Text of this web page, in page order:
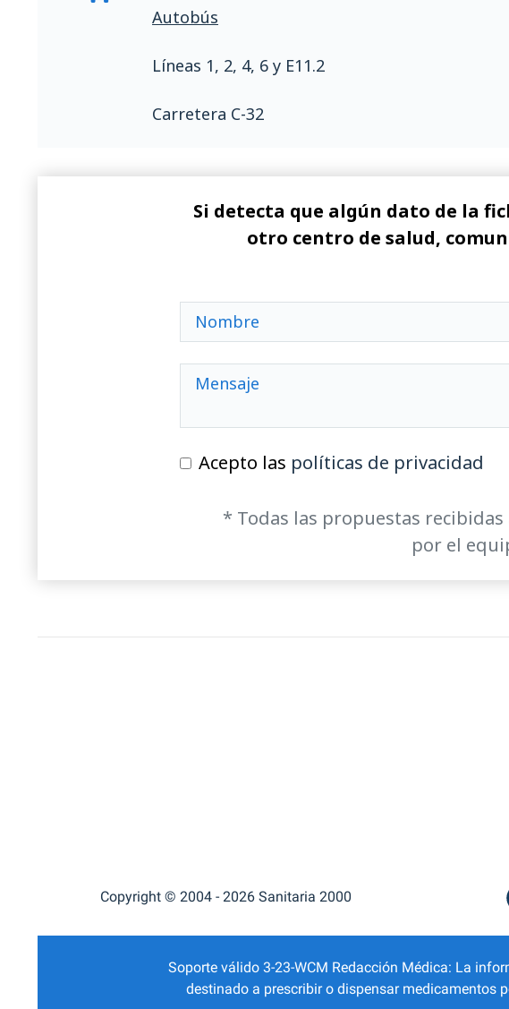
Autobús
Líneas 1, 2, 4, 6 y E11.2
Carretera C-32
Si detecta que algún dato de la
otro centro de salud,
Acepto las políticas de privacidad
* Todas las propuestas
por el
Copyright © 2004 - 2026 Sanitaria 2000
Soporte válido 3-23-WCM Redacción Médica: La
destinado a prescribir o dispensar medicamentos